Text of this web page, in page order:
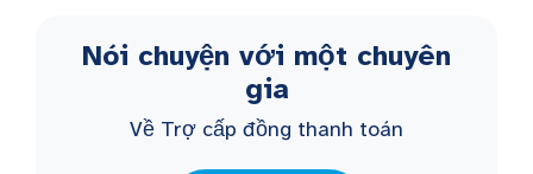
Nói chuyện với một chuyên
gia
Về Trợ cấp đồng thanh toán